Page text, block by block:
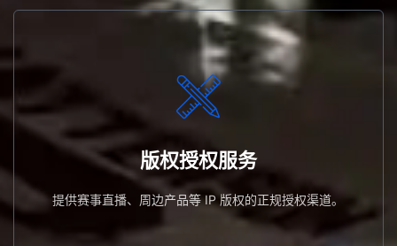
版权授权服务
提供赛事直播、周边产品等 IP 版权的正规授权渠道。
版权授权服务
提供赛事直播、周边产品等 IP 版权的正规授权渠道。